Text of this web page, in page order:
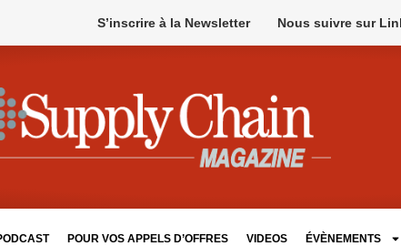
S’inscrire à la Newsletter Nous suivre sur
POUR VOS APPELS D’OFFRES VIDEOS ÉVÈNEMENTS